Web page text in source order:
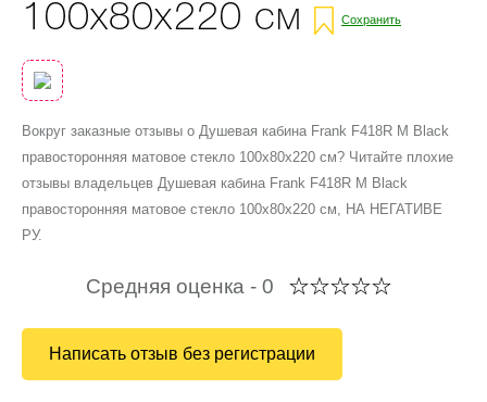
100х80х220 см
Сохранить
Вокруг заказные отзывы о Душевая кабина Frank F418R М Black
правосторонняя матовое стекло 100х80х220 см? Читайте плохие
отзывы владельцев Душевая кабина Frank F418R М Black
правосторонняя матовое стекло 100х80х220 см, НА НЕГАТИВЕ
РУ.
Средняя оценка - 0
Написать отзыв без регистрации